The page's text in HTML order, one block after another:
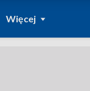
Więcej